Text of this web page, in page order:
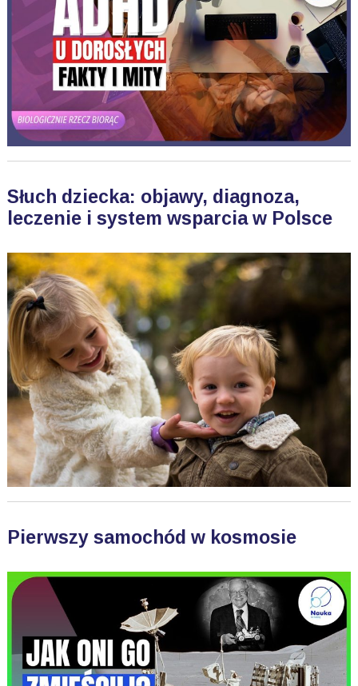
Słuch dziecka: objawy, diagnoza,
leczenie i system wsparcia w Polsce
Pierwszy samochód w kosmosie